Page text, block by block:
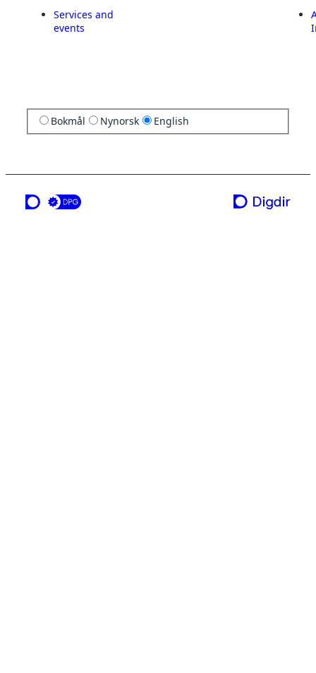
Services and
events
Bokmål Nynorsk English